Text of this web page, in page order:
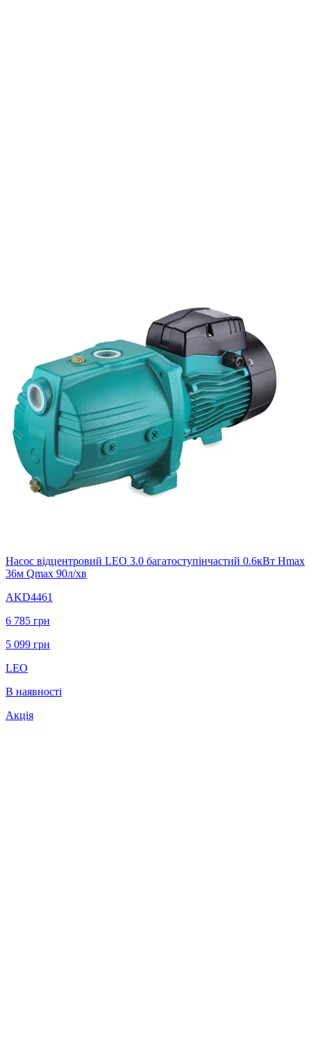
Насос відцентровий LEO 3.0 багатоступінчастий 0.6кВт Hmax
36м Qmax 90л/хв
AKD4461
6 785 грн
5 099 грн
LEO
В наявності
Акція